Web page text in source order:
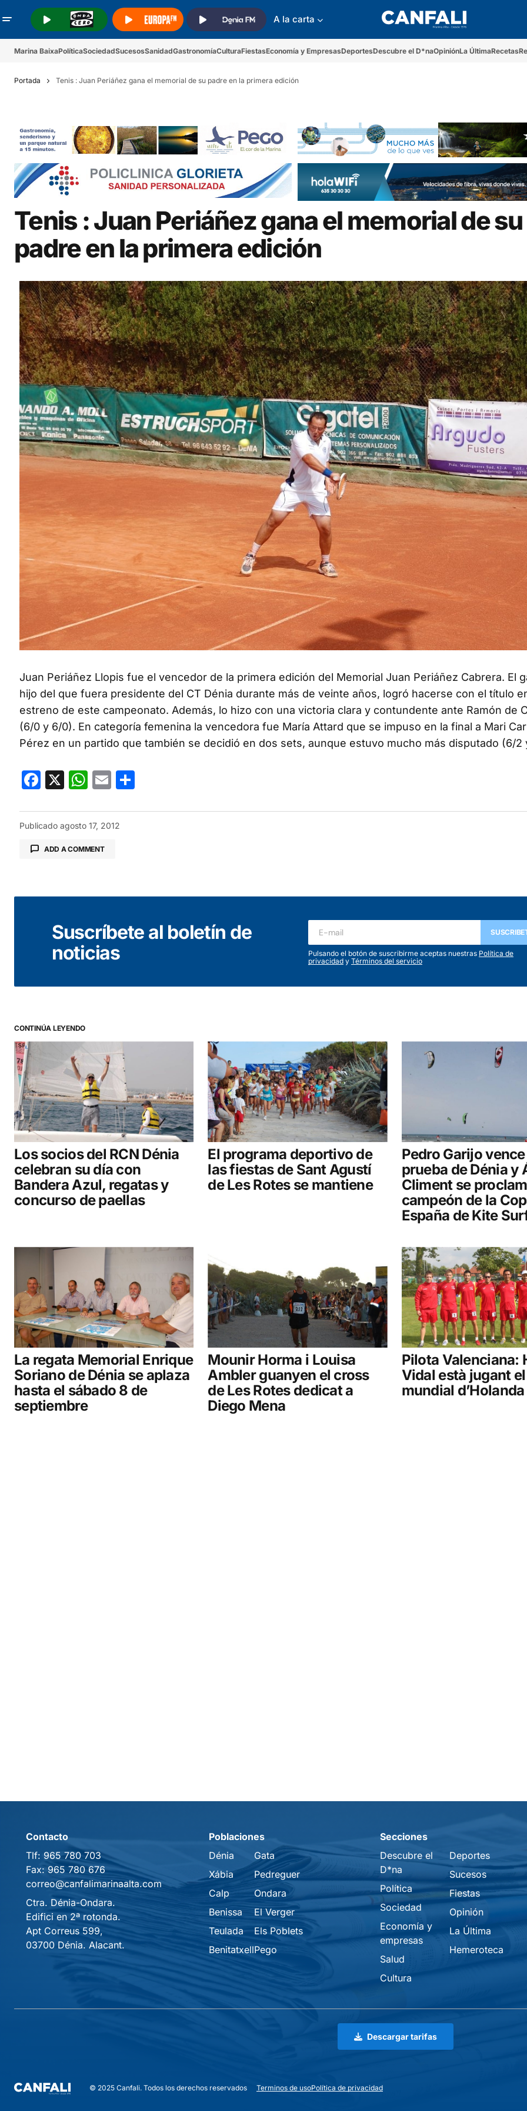
A la carta
Marina BaixaPolíticaSociedadSucesosSanidadGastronomíaCulturaFiestasEconomía y EmpresasDeportesDescubre el D*naOpiniónLa ÚltimaRecetas
Portada Tenis : Juan Periáñez gana el memorial de su padre en la primera edición
Tenis : Juan Periáñez gana el memorial de su
padre en la primera edición
Juan Periáñez Llopis fue el vencedor de la primera edición del Memorial Juan Periáñez Cabrera. El
hijo del que fuera presidente del CT Dénia durante más de veinte años, logró hacerse con el título
estreno de este campeonato. Además, lo hizo con una victoria clara y contundente ante Ramón de
(6/0 y 6/0). En categoría femenina la vencedora fue María Attard que se impuso en la final a Mari
Pérez en un partido que también se decidió en dos sets, aunque estuvo mucho más disputado (6/2
Facebook
X WhatsApp
Email
Publicado agosto 17, 2012
ADD A COMMENT
Comentario*
Guarda mi nombre, correo electrónico y web en este
navegador para la próxima vez que comente.
COMENTAR
Suscríbete al boletín de
noticias
Pulsando el botón de suscribirme aceptas nuestras Política de
privacidad y Términos del servicio
CONTINÚA LEYENDO
Los socios del RCN Dénia
celebran su día con
Bandera Azul, regatas y
concurso de paellas
El programa deportivo de
las fiestas de Sant Agustí
de Les Rotes se mantiene
Pedro Garijo
prueba de Dénia y
Climent se
campeón de la
España de Kite
La regata Memorial Enrique
Soriano de Dénia se aplaza
hasta el sábado 8 de
septiembre
Mounir Horma i Louisa
Ambler guanyen el cross
de Les Rotes dedicat a
Diego Mena
Pilota Valenciana:
Vidal està jugant el
mundial d’Holanda
Contacto
Tlf: 965 780 703
Fax: 965 780 676
correo@canfalimarinaalta.com
Ctra. Dénia-Ondara.
Edifici en 2ª rotonda.
Apt Correus 599,
03700 Dénia. Alacant.
Poblaciones
Dénia
Xábia
Calp
Benissa
Teulada
Benitatxell
Gata
Pedreguer
Ondara
El Verger
Els Poblets
Pego
Secciones
Descubre el
D*na
Política
Sociedad
Economía y
empresas
Salud
Cultura
Deportes
Sucesos
Fiestas
Opinión
La Última
Hemeroteca
Descargar tarifas
© 2025 Canfali. Todos los derechos reservados Terminos de usoPolítica de privacidad